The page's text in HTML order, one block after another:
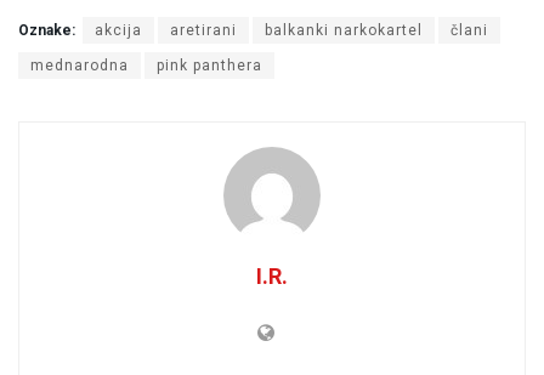
Oznake: akcija aretirani balkanki narkokartel člani
mednarodna pink panthera
I.R.